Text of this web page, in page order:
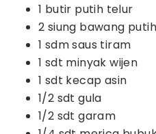
1 butir putih telur
2 siung bawang
1 sdm saus tiram
1 sdt minyak wijen
1 sdt kecap asin
1/2 sdt gula
1/2 sdt garam